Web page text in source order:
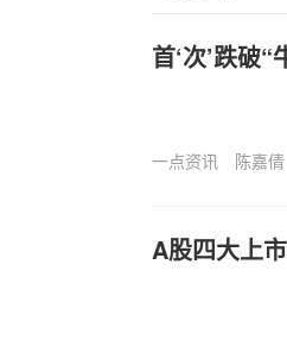
首‘次’跌破
一点资讯 陈嘉倩
A股四大上